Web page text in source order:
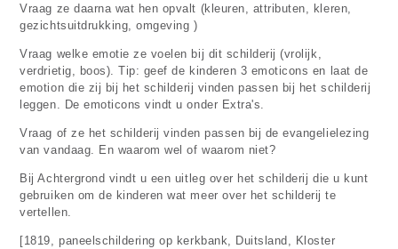
Vraag ze daarna wat hen opvalt (kleuren, attributen, kleren,
gezichtsuitdrukking, omgeving )
Vraag welke emotie ze voelen bij dit schilderij (vrolijk,
verdrietig, boos). Tip: geef de kinderen 3 emoticons en laat de
emotion die zij bij het schilderij vinden passen bij het schilderij
leggen. De emoticons vindt u onder Extra's.
Vraag of ze het schilderij vinden passen bij de evangelielezing
van vandaag. En waarom wel of waarom niet?
Bij Achtergrond vindt u een uitleg over het schilderij die u kunt
gebruiken om de kinderen wat meer over het schilderij te
vertellen.
[1819, paneelschildering op kerkbank, Duitsland, Kloster